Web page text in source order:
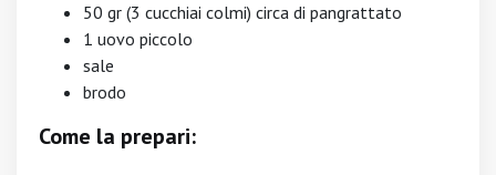
50 gr (3 cucchiai colmi) circa di pangrattato
1 uovo piccolo
sale
brodo
Come la prepari: